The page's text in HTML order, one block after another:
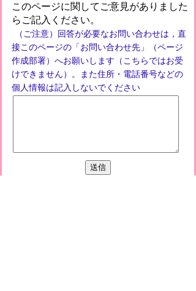
このページに関してご意見がありました
らご記入ください。
（ご注意）回答が必要なお問い合わせは，直
接このページの「お問い合わせ先」（ページ
作成部署）へお願いします（こちらではお受
けできません）。また住所・電話番号などの
個人情報は記入しないでください